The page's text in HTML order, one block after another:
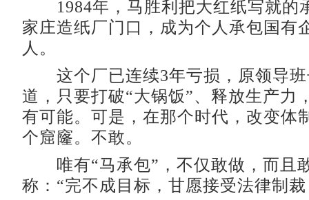
1984年，马胜利把大红纸写就的
家庄造纸厂门口，成为个人承包国有
人。
这个厂已连续3年亏损，原领导班
道，只要打破“大锅饭”、释放生产力
有可能。可是，在那个时代，改变体
个窟窿。不敢。
唯有“马承包”，不仅敢做，而且
称：“完不成目标，甘愿接受法律制裁